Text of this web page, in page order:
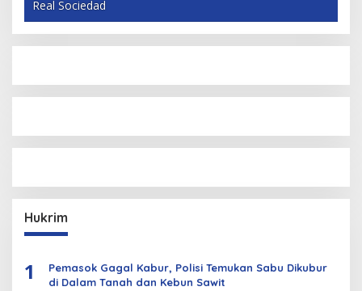
Real Sociedad
Hukrim
1
Pemasok Gagal Kabur, Polisi Temukan Sabu Dikubur
di Dalam Tanah dan Kebun Sawit